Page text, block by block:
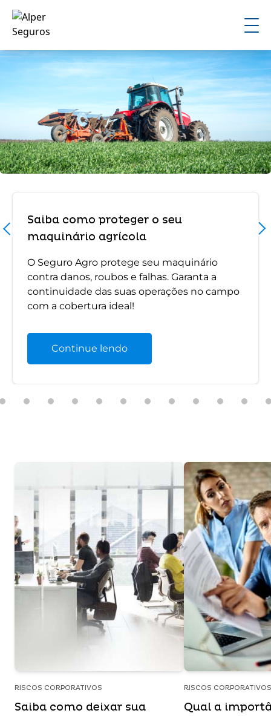
Saiba como proteger o seu
maquinário agrícola
O Seguro Agro protege seu maquinário
contra danos, roubos e falhas. Garanta a
continuidade das suas operações no campo
com a cobertura ideal!
Continue lendo
RISCOS CORPORATIVOS
Saiba como deixar sua
RISCOS CORPORATIVOS
Qual a